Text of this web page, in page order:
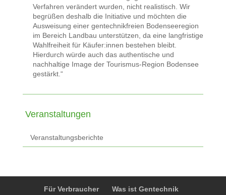
Verfahren verändert wurden, nicht realistisch. Wir
begrüßen deshalb die Initiative und möchten die
Ausweisung einer gentechnikfreien Bodenseeregion
im Bereich Landbau unterstützen, da eine langfristige
Wahlfreiheit für Käufer:innen bestehen bleibt.
Hierdurch würde auch das authentische und
nachhaltige Image der Tourismus-Region Bodensee
gestärkt.“
Veranstaltungen
Veranstaltungsberichte
Für Verbraucher Was ist Gentechnik